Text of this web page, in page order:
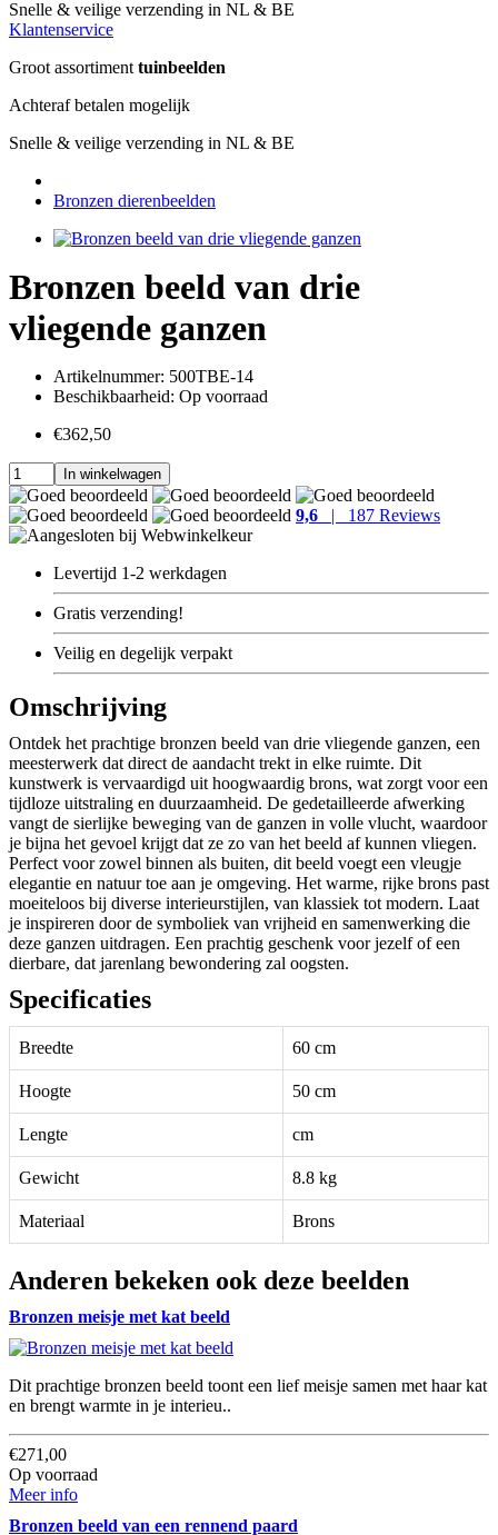
Snelle & veilige verzending in NL & BE
Klantenservice
Groot assortiment tuinbeelden
Achteraf betalen mogelijk
Snelle & veilige verzending in NL & BE
Bronzen dierenbeelden
Bronzen beeld van drie
vliegende ganzen
Artikelnummer: 500TBE-14
Beschikbaarheid: Op voorraad
€362,50
In winkelwagen
9,6 | 187 Reviews
Levertijd 1-2 werkdagen
Gratis verzending!
Veilig en degelijk verpakt
Omschrijving
Ontdek het prachtige bronzen beeld van drie vliegende ganzen, een
meesterwerk dat direct de aandacht trekt in elke ruimte. Dit
kunstwerk is vervaardigd uit hoogwaardig brons, wat zorgt voor een
tijdloze uitstraling en duurzaamheid. De gedetailleerde afwerking
vangt de sierlijke beweging van de ganzen in volle vlucht, waardoor
je bijna het gevoel krijgt dat ze zo van het beeld af kunnen vliegen.
Perfect voor zowel binnen als buiten, dit beeld voegt een vleugje
elegantie en natuur toe aan je omgeving. Het warme, rijke brons past
moeiteloos bij diverse interieurstijlen, van klassiek tot modern. Laat
je inspireren door de symboliek van vrijheid en samenwerking die
deze ganzen uitdragen. Een prachtig geschenk voor jezelf of een
dierbare, dat jarenlang bewondering zal oogsten.
Specificaties
Breedte 60 cm
Hoogte 50 cm
Lengte cm
Gewicht 8.8 kg
Materiaal Brons
Anderen bekeken ook deze beelden
Bronzen meisje met kat beeld
Dit prachtige bronzen beeld toont een lief meisje samen met haar kat
en brengt warmte in je interieu..
€271,00
Op voorraad
Meer info
Bronzen beeld van een rennend paard